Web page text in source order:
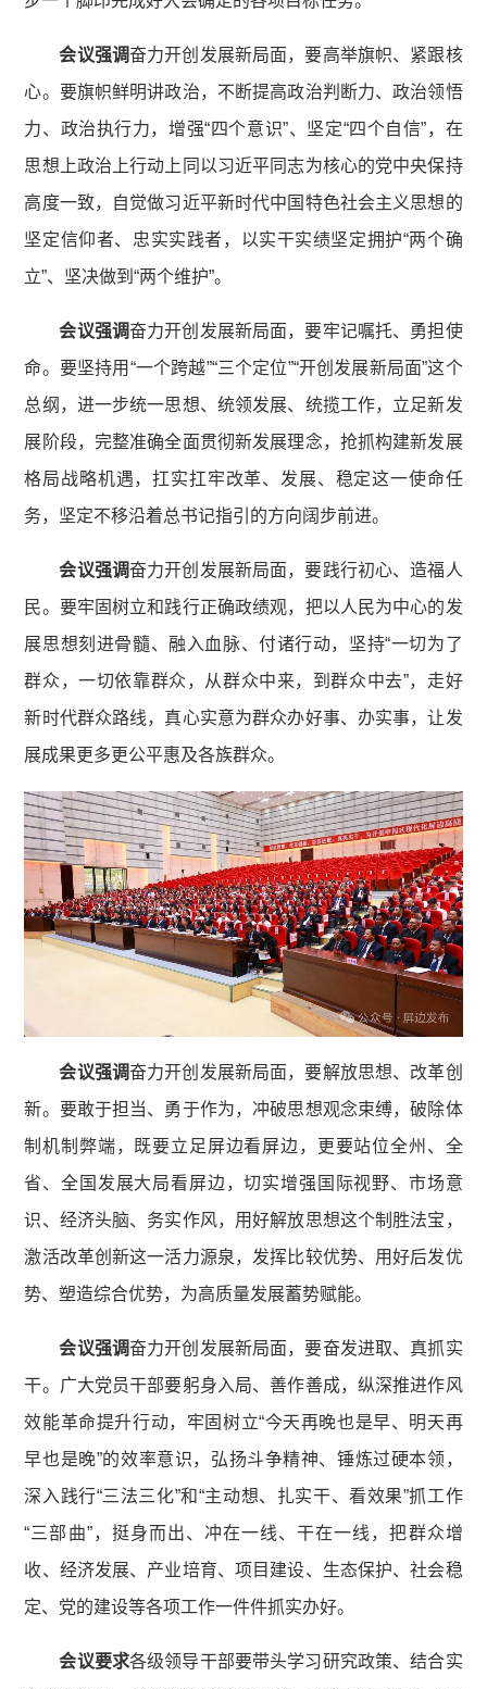
会议强调奋力开创发展新局面，要高举旗帜、紧跟核
心。要旗帜鲜明讲政治，不断提高政治判断力、政治领悟
力、政治执行力，增强“四个意识”、坚定“四个自信”，在
思想上政治上行动上同以习近平同志为核心的党中央保持
高度一致，自觉做习近平新时代中国特色社会主义思想的
坚定信仰者、忠实实践者，以实干实绩坚定拥护“两个确
立”、坚决做到“两个维护”。
会议强调奋力开创发展新局面，要牢记嘱托、勇担使
命。要坚持用“一个跨越”“三个定位”“开创发展新局面”这个
总纲，进一步统一思想、统领发展、统揽工作，立足新发
展阶段，完整准确全面贯彻新发展理念，抢抓构建新发展
格局战略机遇，扛实扛牢改革、发展、稳定这一使命任
务，坚定不移沿着总书记指引的方向阔步前进。
会议强调奋力开创发展新局面，要践行初心、造福人
民。要牢固树立和践行正确政绩观，把以人民为中心的发
展思想刻进骨髓、融入血脉、付诸行动，坚持“一切为了
群众，一切依靠群众，从群众中来，到群众中去”，走好
新时代群众路线，真心实意为群众办好事、办实事，让发
展成果更多更公平惠及各族群众。
会议强调奋力开创发展新局面，要解放思想、改革创
新。要敢于担当、勇于作为，冲破思想观念束缚，破除体
制机制弊端，既要立足屏边看屏边，更要站位全州、全
省、全国发展大局看屏边，切实增强国际视野、市场意
识、经济头脑、务实作风，用好解放思想这个制胜法宝，
激活改革创新这一活力源泉，发挥比较优势、用好后发优
势、塑造综合优势，为高质量发展蓄势赋能。
会议强调奋力开创发展新局面，要奋发进取、真抓实
干。广大党员干部要躬身入局、善作善成，纵深推进作风
效能革命提升行动，牢固树立“今天再晚也是早、明天再
早也是晚”的效率意识，弘扬斗争精神、锤炼过硬本领，
深入践行“三法三化”和“主动想、扎实干、看效果”抓工作
“三部曲”，挺身而出、冲在一线、干在一线，把群众增
收、经济发展、产业培育、项目建设、生态保护、社会稳
定、党的建设等各项工作一件件抓实办好。
会议要求各级领导干部要带头学习研究政策、结合实